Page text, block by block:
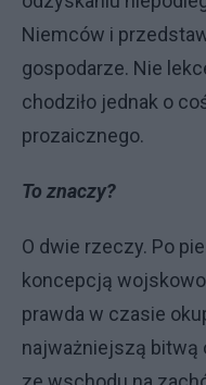
Niemców i
gospodarze. Nie
chodziło jednak o
prozaicznego.
To znaczy?
O dwie rzeczy. Po
koncepcją
prawda w czasie
najważniejszą bitwą